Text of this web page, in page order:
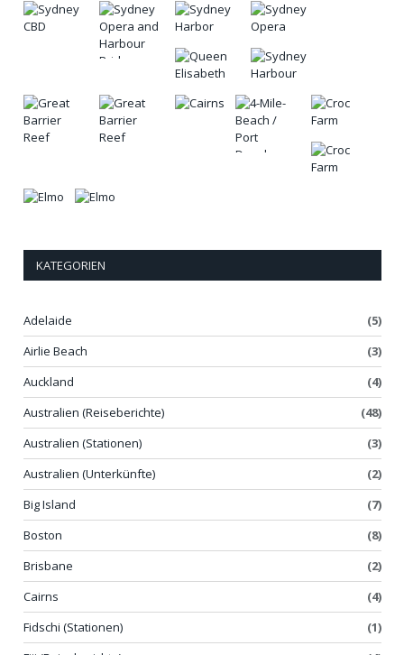
KATEGORIEN
Adelaide
(5)
Airlie Beach
(3)
Auckland
(4)
Australien (Reiseberichte)
(48)
Australien (Stationen)
(3)
Australien (Unterkünfte)
(2)
Big Island
(7)
Boston
(8)
Brisbane
(2)
Cairns
(4)
Fidschi (Stationen)
(1)